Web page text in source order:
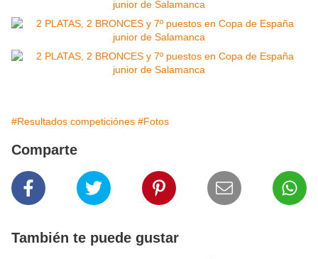
#Resultados competiciónes #Fotos
Comparte
También te puede gustar